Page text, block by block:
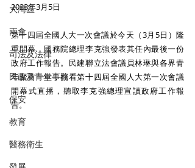
大灣區
兩會
司法及法律
民政及青年事務
保安
教育
醫務衛生
2023年3月5日
第十四屆全國人大一次會議於今天（3月5日）隆
重開幕，國務院總理李克強發表其任內最後一份
政府工作報告。民建聯立法會議員林琳與各界青
年聚首一堂，觀看第十四屆全國人大第一次會議
開幕式直播，聽取李克強總理宣讀政府工作報
告。